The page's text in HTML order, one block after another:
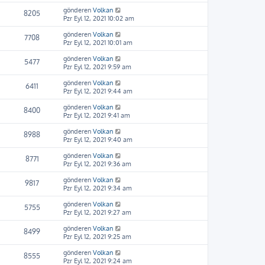
8205 gönderen Volkan
Pzr Eyl 12, 2021 10:02 am
7708 gönderen Volkan
Pzr Eyl 12, 2021 10:01 am
5477 gönderen Volkan
Pzr Eyl 12, 2021 9:59 am
6411 gönderen Volkan
Pzr Eyl 12, 2021 9:44 am
8400 gönderen Volkan
Pzr Eyl 12, 2021 9:41 am
8988 gönderen Volkan
Pzr Eyl 12, 2021 9:40 am
8771 gönderen Volkan
Pzr Eyl 12, 2021 9:36 am
9817 gönderen Volkan
Pzr Eyl 12, 2021 9:34 am
5755 gönderen Volkan
Pzr Eyl 12, 2021 9:27 am
8499 gönderen Volkan
Pzr Eyl 12, 2021 9:25 am
8555 gönderen Volkan
Pzr Eyl 12, 2021 9:24 am